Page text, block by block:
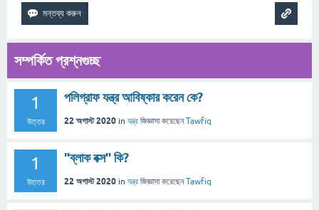
সম্পর্কিত প্রশ্নগুচ্ছ
1
উত্তর
পলিগ্রাফ যন্ত্র আবিষ্কার করেন কে?
22 অগাস্ট 2020 in যন্ত্র জিজ্ঞাসা করেছেনTawfiq
1
উত্তর
"ব্লাক বক্স" কি?
22 অগাস্ট 2020 in যন্ত্র জিজ্ঞাসা করেছেনTawfiq